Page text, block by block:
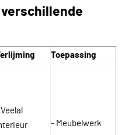
verschillende
Toepassing
- Meubelwerk